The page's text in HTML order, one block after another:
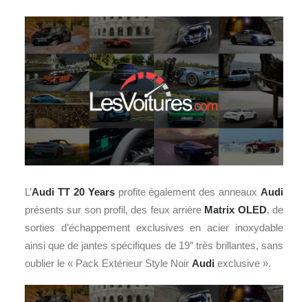
L’Audi TT 20 Yearsprofite également des anneaux Audi
présents sur son profil, des feux arrière Matrix OLED, de
sorties d’échappement exclusives en acier inoxydable
ainsi que de jantes spécifiques de 19″ très brillantes, sans
oublier le « Pack Extérieur Style Noir Audi exclusive ».